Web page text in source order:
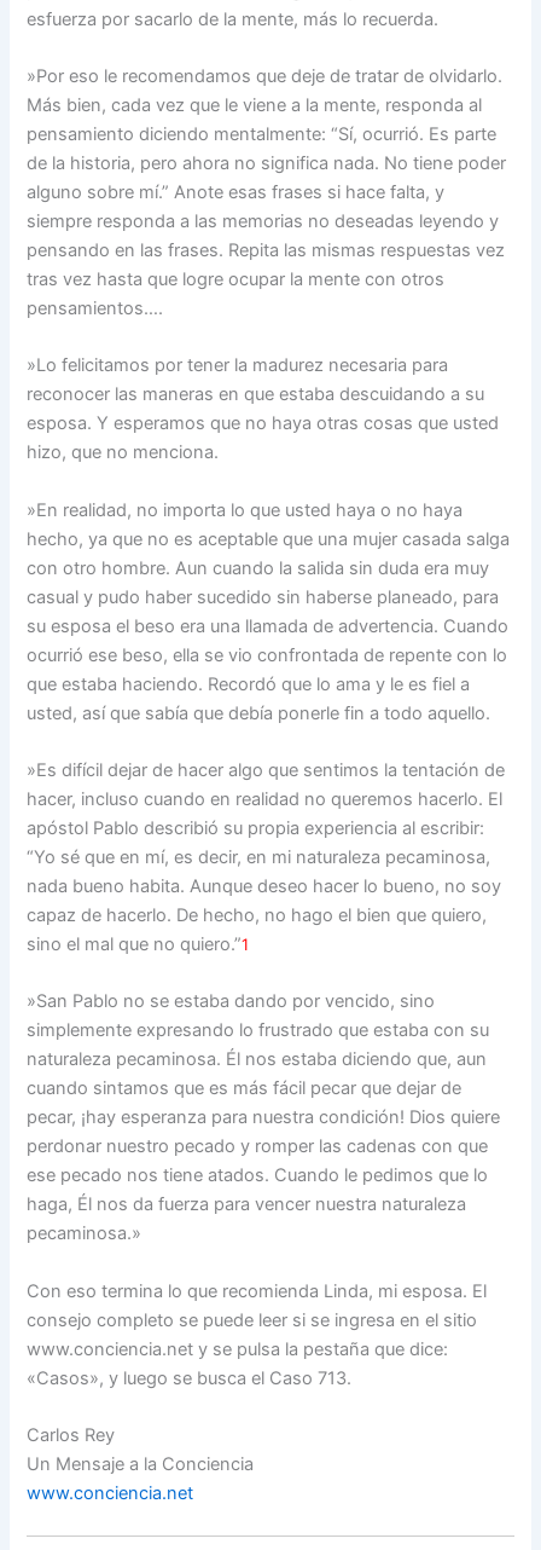
esfuerza por sacarlo de la mente, más lo recuerda.
»Por eso le recomendamos que deje de tratar de olvidarlo.
Más bien, cada vez que le viene a la mente, responda al
pensamiento diciendo mentalmente: “Sí, ocurrió. Es parte
de la historia, pero ahora no significa nada. No tiene poder
alguno sobre mí.” Anote esas frases si hace falta, y
siempre responda a las memorias no deseadas leyendo y
pensando en las frases. Repita las mismas respuestas vez
tras vez hasta que logre ocupar la mente con otros
pensamientos….
»Lo felicitamos por tener la madurez necesaria para
reconocer las maneras en que estaba descuidando a su
esposa. Y esperamos que no haya otras cosas que usted
hizo, que no menciona.
»En realidad, no importa lo que usted haya o no haya
hecho, ya que no es aceptable que una mujer casada salga
con otro hombre. Aun cuando la salida sin duda era muy
casual y pudo haber sucedido sin haberse planeado, para
su esposa el beso era una llamada de advertencia. Cuando
ocurrió ese beso, ella se vio confrontada de repente con lo
que estaba haciendo. Recordó que lo ama y le es fiel a
usted, así que sabía que debía ponerle fin a todo aquello.
»Es difícil dejar de hacer algo que sentimos la tentación de
hacer, incluso cuando en realidad no queremos hacerlo. El
apóstol Pablo describió su propia experiencia al escribir:
“Yo sé que en mí, es decir, en mi naturaleza pecaminosa,
nada bueno habita. Aunque deseo hacer lo bueno, no soy
capaz de hacerlo. De hecho, no hago el bien que quiero,
sino el mal que no quiero.”1
»San Pablo no se estaba dando por vencido, sino
simplemente expresando lo frustrado que estaba con su
naturaleza pecaminosa. Él nos estaba diciendo que, aun
cuando sintamos que es más fácil pecar que dejar de
pecar, ¡hay esperanza para nuestra condición! Dios quiere
perdonar nuestro pecado y romper las cadenas con que
ese pecado nos tiene atados. Cuando le pedimos que lo
haga, Él nos da fuerza para vencer nuestra naturaleza
pecaminosa.»
Con eso termina lo que recomienda Linda, mi esposa. El
consejo completo se puede leer si se ingresa en el sitio
www.conciencia.net y se pulsa la pestaña que dice:
«Casos», y luego se busca el Caso 713.
Carlos Rey
Un Mensaje a la Conciencia
www.conciencia.net